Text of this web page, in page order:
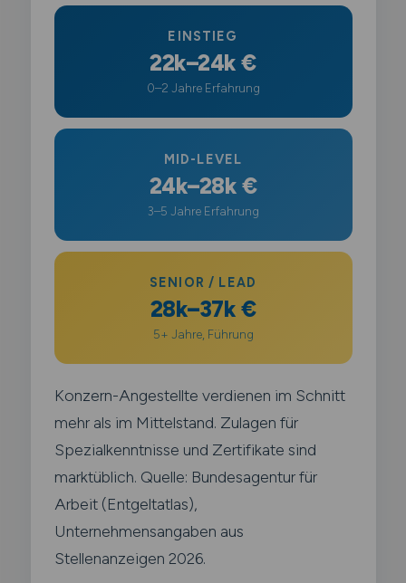
EINSTIEG
22k–24k €
0–2 Jahre Erfahrung
MID-LEVEL
24k–28k €
3–5 Jahre Erfahrung
SENIOR / LEAD
28k–37k €
5+ Jahre, Führung
Konzern-Angestellte verdienen im Schnitt
mehr als im Mittelstand. Zulagen für
Spezialkenntnisse und Zertifikate sind
marktüblich. Quelle: Bundesagentur für
Arbeit (Entgeltatlas),
Unternehmensangaben aus
Stellenanzeigen 2026.